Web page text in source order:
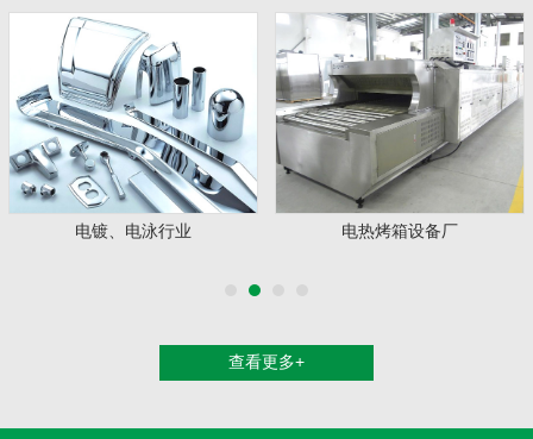
、电泳行业 电热烤箱设备厂
查看更多+